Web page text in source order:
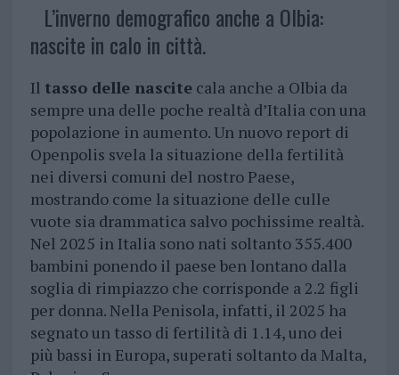
L’inverno demografico anche a Olbia:
nascite in calo in città.
Il tasso delle nascitecala anche a Olbia da
sempre una delle poche realtà d’Italia con una
popolazione in aumento. Un nuovo report di
Openpolis svela la situazione della fertilità
nei diversi comuni del nostro Paese,
mostrando come la situazione delle culle
vuote sia drammatica salvo pochissime realtà.
Nel 2025 in Italia sono nati soltanto 355.400
bambini ponendo il paese ben lontano dalla
soglia di rimpiazzo che corrisponde a 2.2 figli
per donna. Nella Penisola, infatti, il 2025 ha
segnato un tasso di fertilità di 1.14, uno dei
più bassi in Europa, superati soltanto da Malta,